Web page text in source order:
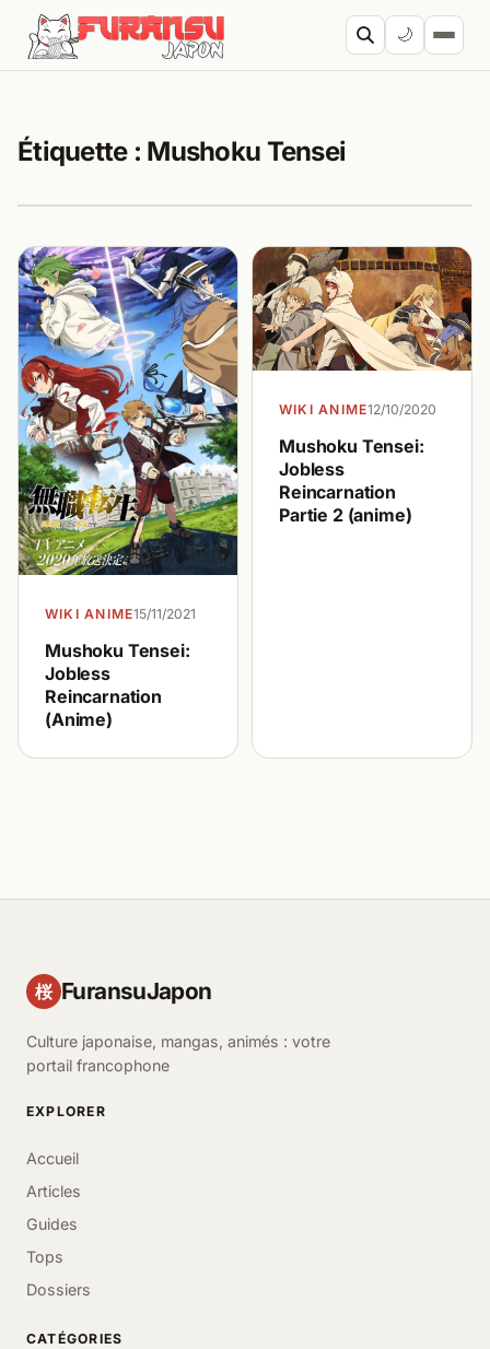
Aller au contenu
🌙
Étiquette : Mushoku Tensei
WIKI ANIME15/11/2021
Mushoku Tensei:
Jobless
Reincarnation
(Anime)
WIKI ANIME12/10/2020
Mushoku Tensei:
Jobless
Reincarnation
Partie 2 (anime)
桜 FuransuJapon
Culture japonaise, mangas, animés : votre
portail francophone
EXPLORER
Accueil
Articles
Guides
Tops
Dossiers
CATÉGORIES